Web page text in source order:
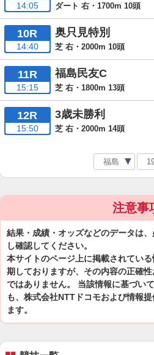
14:05 ダート 右・1700m 10頭
10R
14:40
奥只見特別
芝 右・2000m 10頭
11R
15:15
福島民友C
芝 右・1800m 13頭
12R
15:50
3歳未勝利
芝 右・2000m 14頭
注意事
結果・成績・オッズなどのデータは
し確認してください。
本サイトのページ上に掲載されてい
期しておりますが、その内容の正確
ではありません。 当該情報に基づい
も、株式会社NTTドコモおよび情報
ます。